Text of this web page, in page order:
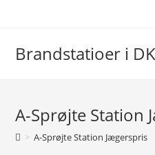
Brandstatioer i DK
A-Sprøjte Station
> A-Sprøjte Station Jægerspris